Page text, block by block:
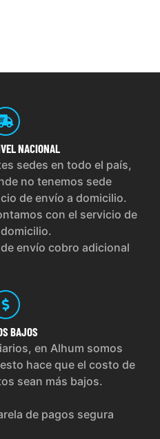
NACIONAL
sedes en todo el país,
no tenemos sede
de envío a domicilio.
con el servicio de
envío cobro adicional
BAJOS
en Alhum somos
hace que el costo de
sean más bajos.
de pagos segura